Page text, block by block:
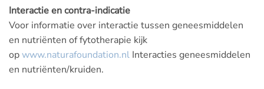
Interactie en contra-indicatie
Voor informatie over interactie tussen geneesmiddelen
en nutriënten of fytotherapie kijk
opwww.naturafoundation.nl Interacties geneesmiddelen
en nutriënten/kruiden.